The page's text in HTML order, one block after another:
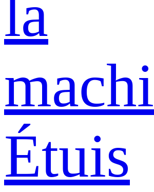
la
Étuis